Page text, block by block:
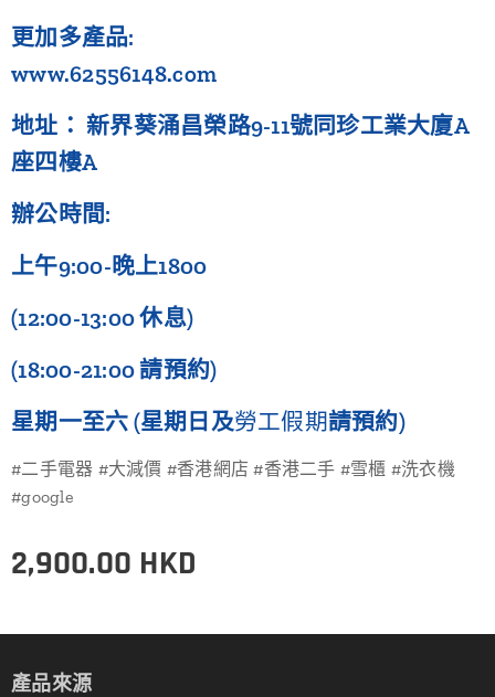
更加多產品:
www.62556148.com
地址： 新界葵涌昌榮路9-11號同珍工業大廈A
座四樓A
辦公時間:
上午9:00-晚上1800
(12:00-13:00 休息)
(18:00-21:00 請預約)
星期一至六 (星期日及勞工假期請預約)
#二手電器 #大減價 #香港網店 #香港二手 #雪櫃 #洗衣機
#google
2,900.00 HKD
產品來源